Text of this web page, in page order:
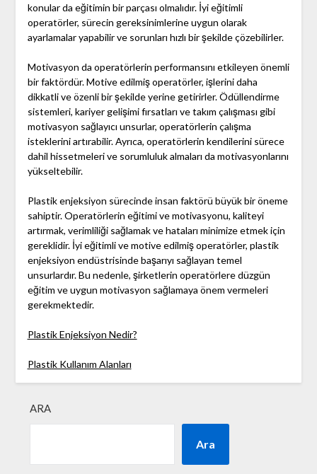
konular da eğitimin bir parçası olmalıdır. İyi eğitimli
operatörler, sürecin gereksinimlerine uygun olarak
ayarlamalar yapabilir ve sorunları hızlı bir şekilde çözebilirler.
Motivasyon da operatörlerin performansını etkileyen önemli
bir faktördür. Motive edilmiş operatörler, işlerini daha
dikkatli ve özenli bir şekilde yerine getirirler. Ödüllendirme
sistemleri, kariyer gelişimi fırsatları ve takım çalışması gibi
motivasyon sağlayıcı unsurlar, operatörlerin çalışma
isteklerini artırabilir. Ayrıca, operatörlerin kendilerini sürece
dahil hissetmeleri ve sorumluluk almaları da motivasyonlarını
yükseltebilir.
Plastik enjeksiyon sürecinde insan faktörü büyük bir öneme
sahiptir. Operatörlerin eğitimi ve motivasyonu, kaliteyi
artırmak, verimliliği sağlamak ve hataları minimize etmek için
gereklidir. İyi eğitimli ve motive edilmiş operatörler, plastik
enjeksiyon endüstrisinde başarıyı sağlayan temel
unsurlardır. Bu nedenle, şirketlerin operatörlere düzgün
eğitim ve uygun motivasyon sağlamaya önem vermeleri
gerekmektedir.
Plastik Enjeksiyon Nedir?
Plastik Kullanım Alanları
ARA
Ara